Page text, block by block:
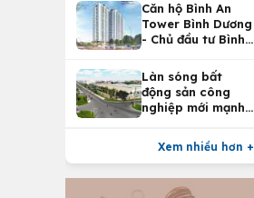
Căn hộ Bình An
Tower Bình Dương
- Chủ đầu tư Bình
Làn sóng bất
động sản công
nghiệp mới mạnh
Xem nhiều hơn +